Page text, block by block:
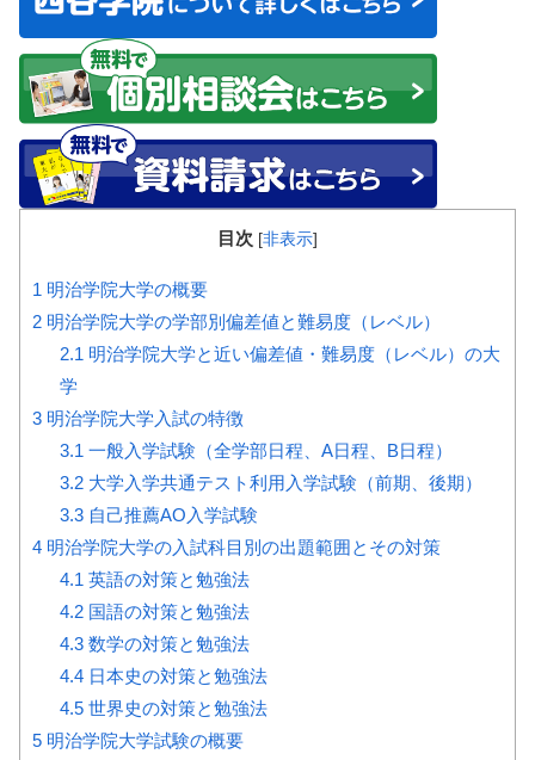
目次 [非表示]
1 明治学院大学の概要
2 明治学院大学の学部別偏差値と難易度（レベル）
2.1 明治学院大学と近い偏差値・難易度（レベル）の大
学
3 明治学院大学入試の特徴
3.1 一般入学試験（全学部日程、A日程、B日程）
3.2大学入学共通テスト利用入学試験（前期、後期）
3.3自己推薦AO入学試験
4 明治学院大学の入試科目別の出題範囲とその対策
4.1 英語の対策と勉強法
4.2国語の対策と勉強法
4.3数学の対策と勉強法
4.4日本史の対策と勉強法
4.5世界史の対策と勉強法
5 明治学院大学試験の概要